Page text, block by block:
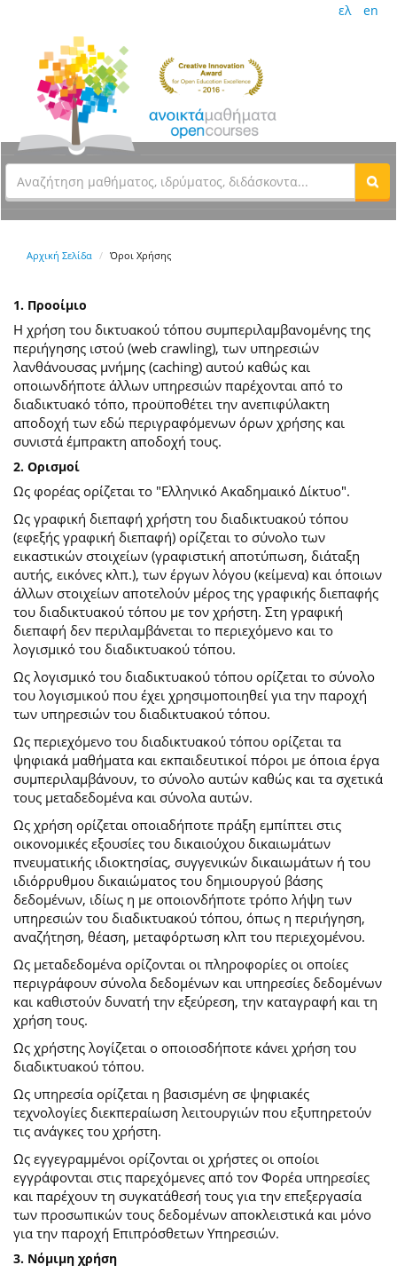
ελ en
Αρχική Σελίδα Όροι Χρήσης
1. Προοίμιο
Η χρήση του δικτυακού τόπου συμπεριλαμβανομένης της
περιήγησης ιστού (web crawling), των υπηρεσιών
λανθάνουσας μνήμης (caching) αυτού καθώς και
οποιωνδήποτε άλλων υπηρεσιών παρέχονται από το
διαδικτυακό τόπο, προϋποθέτει την ανεπιφύλακτη
αποδοχή των εδώ περιγραφόμενων όρων χρήσης και
συνιστά έμπρακτη αποδοχή τους.
2. Ορισμοί
Ως φορέας ορίζεται το "Ελληνικό Ακαδημαικό Δίκτυο".
Ως γραφική διεπαφή χρήστη του διαδικτυακού τόπου
(εφεξής γραφική διεπαφή) ορίζεται το σύνολο των
εικαστικών στοιχείων (γραφιστική αποτύπωση, διάταξη
αυτής, εικόνες κλπ.), των έργων λόγου (κείμενα) και όποιων
άλλων στοιχείων αποτελούν μέρος της γραφικής διεπαφής
του διαδικτυακού τόπου με τον χρήστη. Στη γραφική
διεπαφή δεν περιλαμβάνεται το περιεχόμενο και το
λογισμικό του διαδικτυακού τόπου.
Ως λογισμικό του διαδικτυακού τόπου ορίζεται το σύνολο
του λογισμικού που έχει χρησιμοποιηθεί για την παροχή
των υπηρεσιών του διαδικτυακού τόπου.
Ως περιεχόμενο του διαδικτυακού τόπου ορίζεται τα
ψηφιακά μαθήματα και εκπαιδευτικοί πόροι με όποια έργα
συμπεριλαμβάνουν, το σύνολο αυτών καθώς και τα σχετικά
τους μεταδεδομένα και σύνολα αυτών.
Ως χρήση ορίζεται οποιαδήποτε πράξη εμπίπτει στις
οικονομικές εξουσίες του δικαιούχου δικαιωμάτων
πνευματικής ιδιοκτησίας, συγγενικών δικαιωμάτων ή του
ιδιόρρυθμου δικαιώματος του δημιουργού βάσης
δεδομένων, ιδίως η με οποιονδήποτε τρόπο λήψη των
υπηρεσιών του διαδικτυακού τόπου, όπως η περιήγηση,
αναζήτηση, θέαση, μεταφόρτωση κλπ του περιεχομένου.
Ως μεταδεδομένα ορίζονται οι πληροφορίες οι οποίες
περιγράφουν σύνολα δεδομένων και υπηρεσίες δεδομένων
και καθιστούν δυνατή την εξεύρεση, την καταγραφή και τη
χρήση τους.
Ως χρήστης λογίζεται ο οποιοσδήποτε κάνει χρήση του
διαδικτυακού τόπου.
Ως υπηρεσία ορίζεται η βασισμένη σε ψηφιακές
τεχνολογίες διεκπεραίωση λειτουργιών που εξυπηρετούν
τις ανάγκες του χρήστη.
Ως εγγεγραμμένοι ορίζονται οι χρήστες οι οποίοι
εγγράφονται στις παρεχόμενες από τον Φορέα υπηρεσίες
και παρέχουν τη συγκατάθεσή τους για την επεξεργασία
των προσωπικών τους δεδομένων αποκλειστικά και μόνο
για την παροχή Επιπρόσθετων Υπηρεσιών.
3. Νόμιμη χρήση